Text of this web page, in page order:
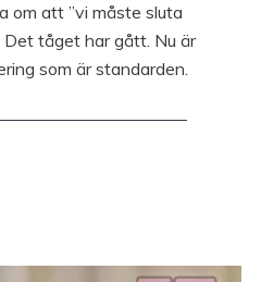
om att ”vi måste sluta
Det tåget har gått. Nu är
som är standarden.